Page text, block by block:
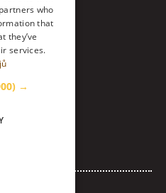
who
that
they’ve
services.
→